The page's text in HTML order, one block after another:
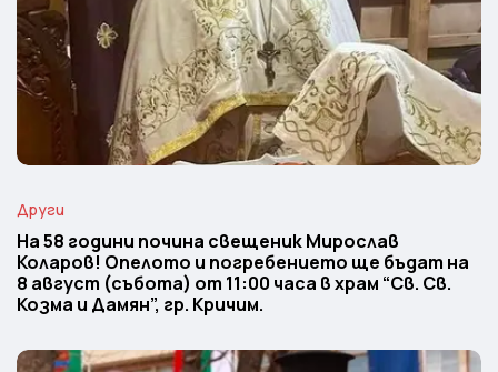
Други
На 58 години почина свещеник Мирослав
Коларов! Опелото и погребението ще бъдат на
8 август (събота) от 11:00 часа в храм “Св. Св.
Козма и Дамян”, гр. Кричим.